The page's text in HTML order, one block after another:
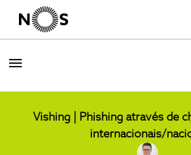
Vishing | Phishing através de
internacionais/